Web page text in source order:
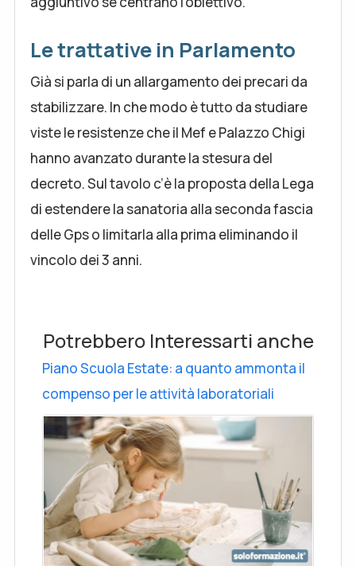
Le trattative in Parlamento
Già si parla di un allargamento dei precari da
stabilizzare. In che modo è tutto da studiare
viste le resistenze che il Mef e Palazzo Chigi
hanno avanzato durante la stesura del
decreto. Sul tavolo c’è la proposta della Lega
di estendere la sanatoria alla seconda fascia
delle Gps o limitarla alla prima eliminando il
vincolo dei 3 anni.
Potrebbero Interessarti anche
Piano Scuola Estate: a quanto ammonta il
compenso per le attività laboratoriali